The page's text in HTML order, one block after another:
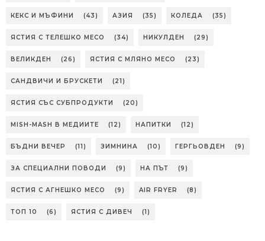
КЕКС И МЪФИНИ (43) АЗИЯ (35) КОЛЕДА (35)
ЯСТИЯ С ТЕЛЕШКО МЕСО (34) НИКУЛДЕН (29)
ВЕЛИКДЕН (26) ЯСТИЯ С МЛЯНО МЕСО (23)
САНДВИЧИ И БРУСКЕТИ (21)
ЯСТИЯ СЪС СУБПРОДУКТИ (20)
MISH-MASH В МЕДИИТЕ (12) НАПИТКИ (12)
БЪДНИ ВЕЧЕР (11) ЗИМНИНА (10) ГЕРГЬОВДЕН (9)
ЗА СПЕЦИАЛНИ ПОВОДИ (9) НА ПЪТ (9)
ЯСТИЯ С АГНЕШКО МЕСО (9) AIR FRYER (8)
ТОП 10 (6) ЯСТИЯ С ДИВЕЧ (1)